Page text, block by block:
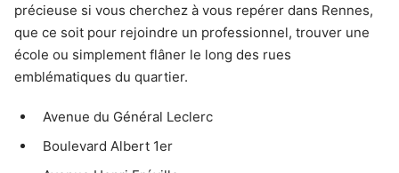
précieuse si vous cherchez à vous repérer dans Rennes,
que ce soit pour rejoindre un professionnel, trouver une
école ou simplement flâner le long des rues
emblématiques du quartier.
Avenue du Général Leclerc
Boulevard Albert 1er